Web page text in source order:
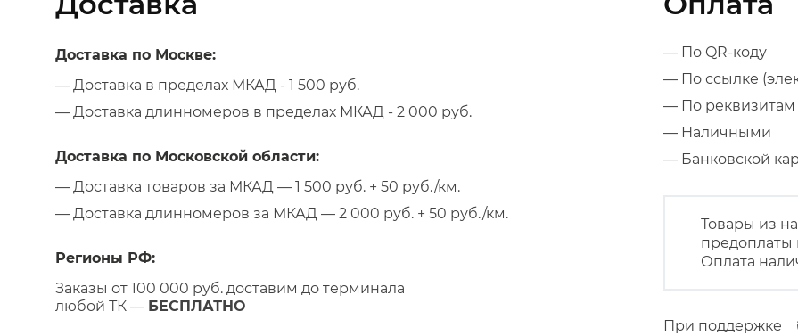
Доставка по Москве:
— Доставка в пределах МКАД - 1 500 руб.
— Доставка длинномеров в пределах МКАД - 2 000 руб.
Доставка по Московской области:
— Доставка товаров за МКАД — 1 500 руб. + 50 руб./км.
— Доставка длинномеров за МКАД — 2 000 руб. + 50 руб./км.
Регионы РФ:
Заказы от 100 000 руб. доставим до терминала
любой ТК — БЕСПЛАТНО
— По QR-коду
— По ссылке
— По реквизитам
— Наличными
— Банковской
Товары из
предоплаты
Оплата
При поддержке